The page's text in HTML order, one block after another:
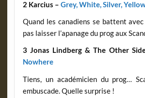
2 Karcius – Grey, White, Silver,
Quand les canadiens se battent
pas laisser l’apanage du prog aux
3 Jonas Lindberg & The Other
Nowhere
Tiens, un académicien du prog…
embuscade. Quelle surprise !